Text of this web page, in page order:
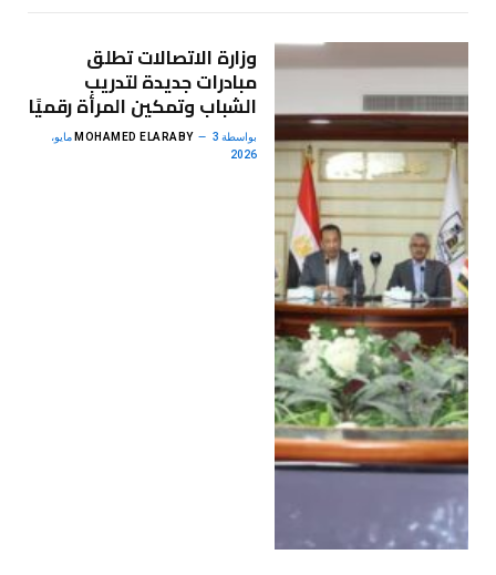
وزارة الاتصالات تطلق
مبادرات جديدة لتدريب
الشباب وتمكين المرأة رقميًا
بواسطة MOHAMED ELARABY 3 مايو،
2026